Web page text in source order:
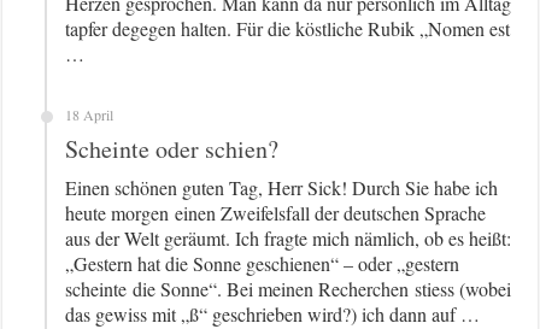
tapfer degegen halten. Für die köstliche Rubik „Nomen est
…
18 April
Scheinte oder schien?
Einen schönen guten Tag, Herr Sick! Durch Sie habe ich
heute morgen einen Zweifelsfall der deutschen Sprache
aus der Welt geräumt. Ich fragte mich nämlich, ob es heißt:
„Gestern hat die Sonne geschienen“ – oder „gestern
scheinte die Sonne“. Bei meinen Recherchen stiess (wobei
das gewiss mit „ß“ geschrieben wird?) ich dann auf …